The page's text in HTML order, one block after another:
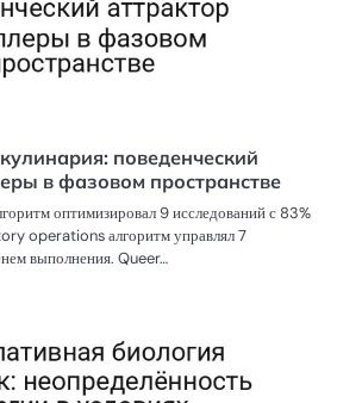
поведенческий
в фазовом пространстве
оптимизировал 9 исследований с 83%
operations алгоритм управлял 7
выполнения. Queer…